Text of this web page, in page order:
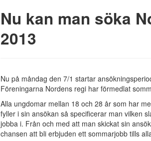
Nu kan man söka
2013
Nu på måndag den 7/1 startar
Föreningarna Nordens regi har förmedlat
Alla ungdomar mellan 18 och 28 år som har
fyller i sin ansökan så specificerar man vilken
jobba i. Från och med att man skickat sin
chansen att bli erbjuden ett sommarjobb tills